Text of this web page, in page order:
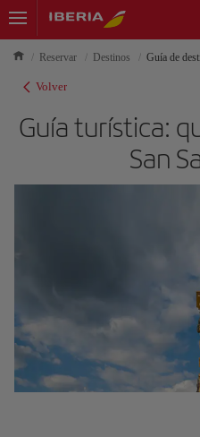
Reservar Destinos Guía de
Volver
Guía turística:
San